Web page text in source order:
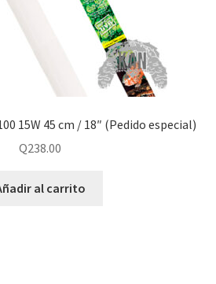
15W 45 cm / 18″ (Pedido especial)
Q238.00
al carrito